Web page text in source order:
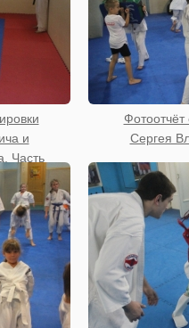
и
Часть
Фотоотчёт
Сергея